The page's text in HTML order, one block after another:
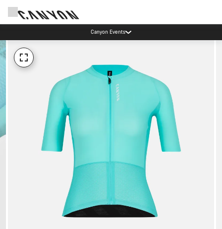
Canyon Events